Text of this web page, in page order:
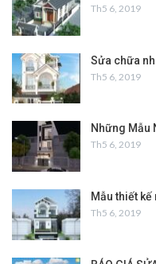
Th5 6, 2019
Sửa chữa
Th5 6, 2019
Những Mẫu
Th5 6, 2019
Mẫu thiết
Th5 6, 2019